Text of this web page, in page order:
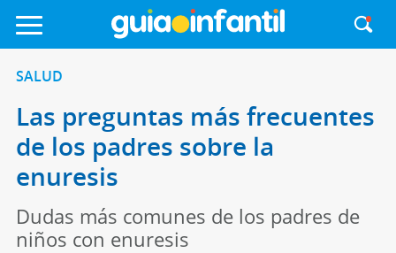
SALUD
Las preguntas más frecuentes
de los padres sobre la
enuresis
Dudas más comunes de los padres de
niños con enuresis